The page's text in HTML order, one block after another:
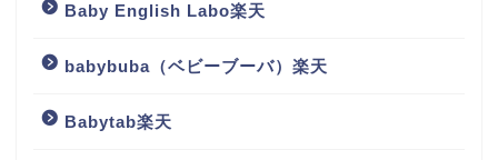
Baby English Labo楽天
babybuba（ベビーブーバ）楽天
Babytab楽天